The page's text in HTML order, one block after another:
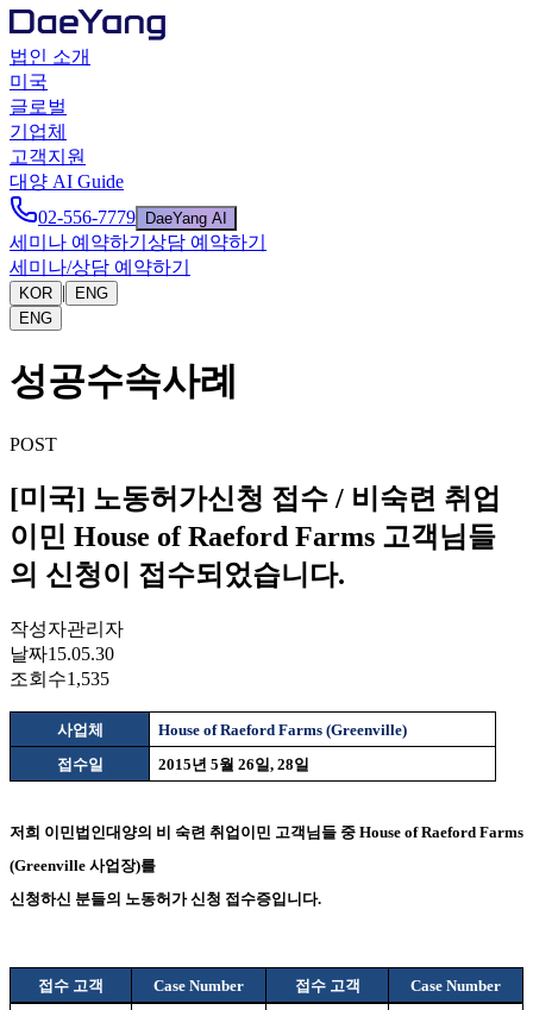
법인 소개
미국
글로벌
기업체
고객지원
대양 AI Guide
02-556-7779
DaeYang AI
세미나 예약하기 상담 예약하기
세미나/상담 예약하기
KOR |
ENG
ENG
성공수속사례
POST
[미국] 노동허가신청 접수 / 비숙련 취업
이민 House of Raeford Farms 고객님들
의 신청이 접수되었습니다.
작성자관리자
날짜15.05.30
조회수1,535
사업체
House of Raeford Farms (Greenville)
접수일
2015년 5월26일, 28일
저희 이민법인대양의 비 숙련 취업이민 고객님들 중 House of Raeford Farms
(Greenville 사업장)를
신청하신 분들의 노동허가 신청 접수증입니다.
접수 고객 Case Number 접수 고객
Case Number